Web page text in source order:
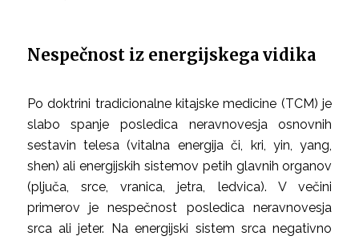
Nespečnost iz energijskega vidika
Po doktrini tradicionalne kitajske medicine (TCM) je
slabo spanje posledica neravnovesja osnovnih
sestavin telesa (vitalna energija či, kri, yin, yang,
shen) ali energijskih sistemov petih glavnih organov
(pljuča, srce, vranica, jetra, ledvica). V večini
primerov je nespečnost posledica neravnovesja
srca ali jeter. Na energijski sistem srca negativno